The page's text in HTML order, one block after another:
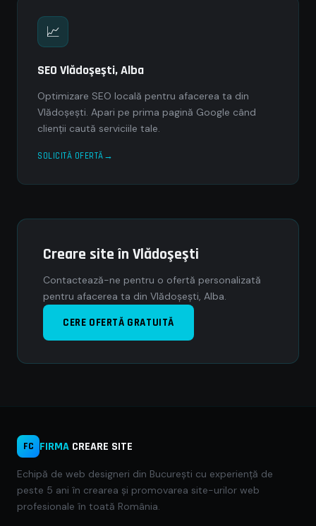
📈
SEO Vlădoşeşti, Alba
Optimizare SEO locală pentru afacerea ta din
Vlădoşeşti. Apari pe prima pagină Google când
clienții caută serviciile tale.
SOLICITĂ OFERTĂ
Creare site în Vlădoşeşti
Contactează-ne pentru o ofertă personalizată
pentru afacerea ta din Vlădoşeşti, Alba.
CERE OFERTĂ GRATUITĂ
FC FIRMA CREARE SITE
Echipă de web designeri din București cu experiență de
peste 5 ani în crearea și promovarea site-urilor web
profesionale în toată România.